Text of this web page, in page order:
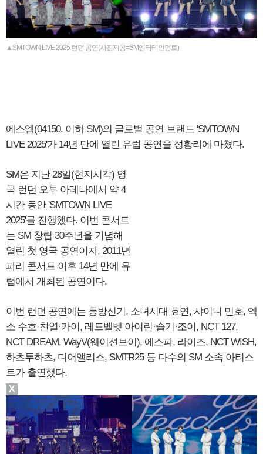
▲SMTOWN LIVE 2025 런던 공연(사진제공=SM엔터테인먼트)
에스엠(04150, 이하 SM)의 글로벌 공연 브랜드 'SMTOWN
LIVE 2025'가 14년 만에 열린 유럽 공연을 성황리에 마쳤다.
SM은 지난 28일(현지시각) 영
국 런던 오투 아레나에서 약 4
시간 동안 'SMTOWN LIVE
2025'를 진행했다. 이번 콘서트
는 SM 창립 30주년을 기념해
열린 첫 영국 공연이자, 2011년
파리 콘서트 이후 14년 만에 유
럽에서 개최된 공연이다.
이번 런던 공연에는 동방신기, 소녀시대 효연, 샤이니 민호, 엑
소 수호·찬열·카이, 레드벨벳 아이린·슬기·조이, NCT 127,
NCT DREAM, WayV(웨이션브이), 에스파, 라이즈, NCT WISH,
하츠투하츠, 디어앨리스, SMTR25 등 다수의 SM 소속 아티스
트가 출연했다.
X